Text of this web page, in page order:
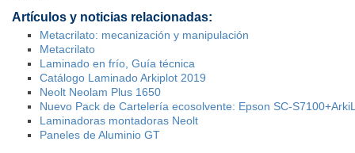
Artículos y noticias relacionadas:
Metacrilato: mecanización y manipulación
Metacrilato
Laminado en frío, Guía técnica
Catálogo Laminado Arkiplot 2019
Neolt Neolam Plus 1650
Nuevo Pack de Cartelería ecosolvente: Epson SC-
Laminadoras montadoras Neolt
Paneles de Aluminio GT